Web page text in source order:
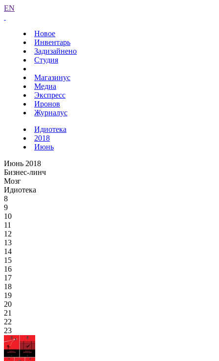
EN
Новое
Инвентарь
Задизайнено
Студия
Магазинус
Медиа
Экспресс
Иронов
Журналус
Идиотека
2018
Июнь
Июнь 2018
Бизнес-линч
Мозг
Идиотека
8
9
10
11
12
13
14
15
16
17
18
19
20
21
22
23